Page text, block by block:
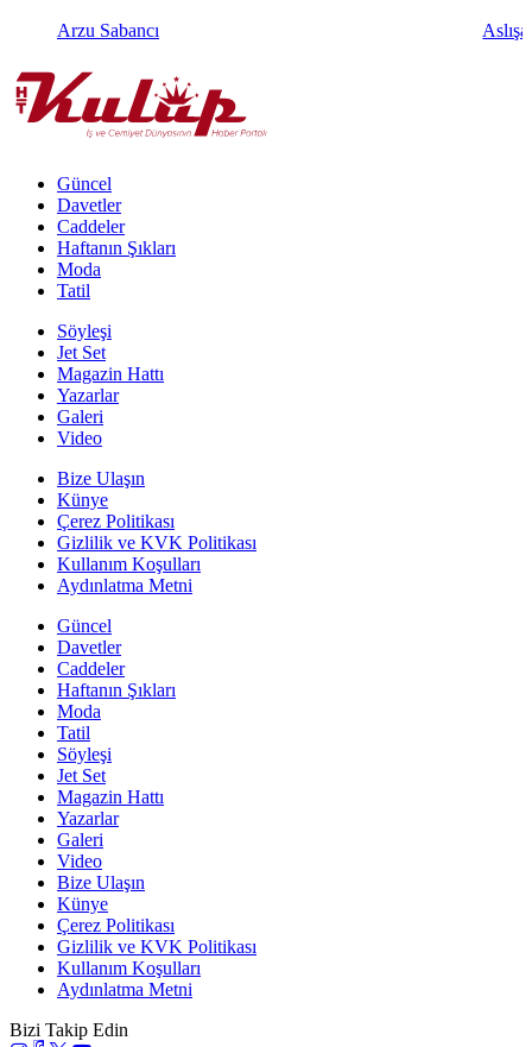
Arzu Sabancı
Güncel
Davetler
Caddeler
Haftanın Şıkları
Moda
Tatil
Söyleşi
Jet Set
Magazin Hattı
Yazarlar
Galeri
Video
Bize Ulaşın
Künye
Çerez Politikası
Gizlilik ve KVK Politikası
Kullanım Koşulları
Aydınlatma Metni
Güncel
Davetler
Caddeler
Haftanın Şıkları
Moda
Tatil
Söyleşi
Jet Set
Magazin Hattı
Yazarlar
Galeri
Video
Bize Ulaşın
Künye
Çerez Politikası
Gizlilik ve KVK Politikası
Kullanım Koşulları
Aydınlatma Metni
Bizi Takip Edin